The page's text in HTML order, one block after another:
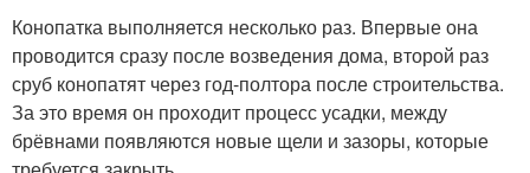
Конопатка выполняется несколько раз. Впервые она
проводится сразу после возведения дома, второй раз
сруб конопатят через год-полтора после строительства.
За это время он проходит процесс усадки, между
брёвнами появляются новые щели и зазоры, которые